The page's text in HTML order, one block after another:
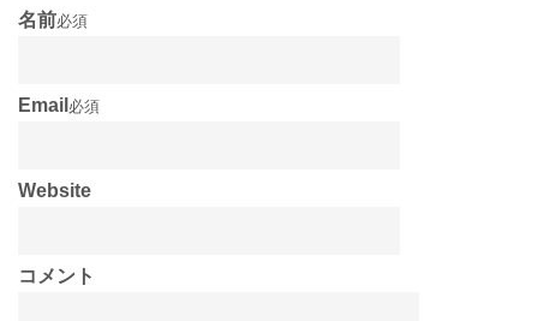
名前必須
Email 必須
Website
コメント